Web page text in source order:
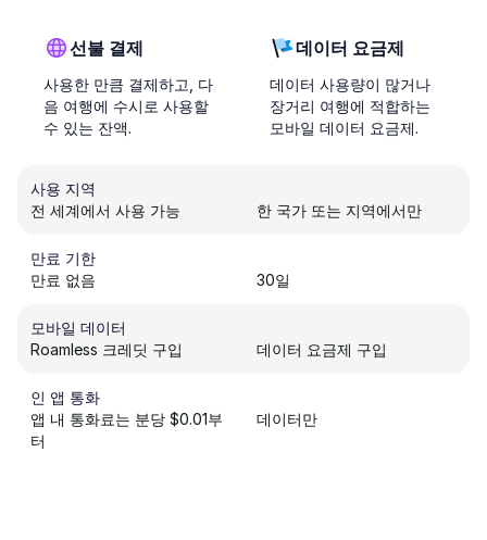
선불 결제
사용한 만큼 결제하고, 다
음 여행에 수시로 사용할
수 있는 잔액.
데이터 요금제
데이터 사용량이 많거나
장거리 여행에 적합하는
모바일 데이터 요금제.
사용 지역
전 세계에서 사용 가능
한 국가 또는 지역에서만
만료 기한
만료 없음
30일
모바일 데이터
Roamless 크레딧 구입
데이터 요금제 구입
인 앱 통화
앱 내 통화료는 분당 $0.01부
터
데이터만